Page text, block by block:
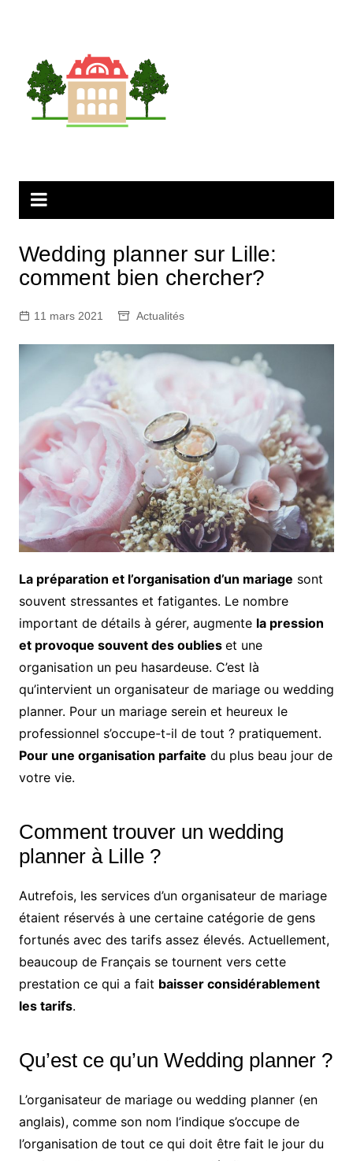
Wedding planner sur Lille:
comment bien chercher?
11 mars 2021 Actualités
La préparation et l’organisation d’un mariage sont
souvent stressantes et fatigantes. Le nombre
important de détails à gérer, augmente la pression
et provoque souvent des oublies et une
organisation un peu hasardeuse. C’est là
qu’intervient un organisateur de mariage ou wedding
planner. Pour un mariage serein et heureux le
professionnel s’occupe-t-il de tout ? pratiquement.
Pour une organisation parfaite du plus beau jour de
votre vie.
Comment trouver un wedding
planner à Lille ?
Autrefois, les services d’un organisateur de mariage
étaient réservés à une certaine catégorie de gens
fortunés avec des tarifs assez élevés. Actuellement,
beaucoup de Français se tournent vers cette
prestation ce qui a fait baisser considérablement
les tarifs.
Qu’est ce qu’un Wedding planner ?
L’organisateur de mariage ou wedding planner (en
anglais), comme son nom l’indique s’occupe de
l’organisation de tout ce qui doit être fait le jour du